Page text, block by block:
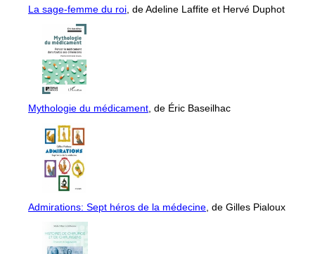
La sage-femme du roi, de Adeline Laffite et Hervé Duphot
Mythologie du médicament, de Éric Baseilhac
Admirations: Sept héros de la médecine, de Gilles Pialoux